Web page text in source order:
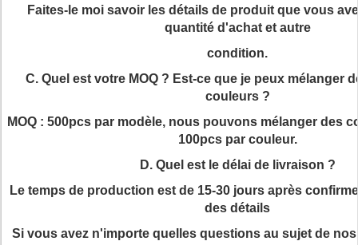
Faites-le moi savoir les détails de produit que vous
quantité d'achat et autre
condition.
C. Quel est votre MOQ ? Est-ce que je peux mélanger
couleurs ?
MOQ : 500pcs par modèle, nous pouvons mélanger des
100pcs par couleur.
D. Quel est le délai de livraison ?
Le temps de production est de 15-30 jours après
des détails
Si vous avez n'importe quelles questions au sujet de